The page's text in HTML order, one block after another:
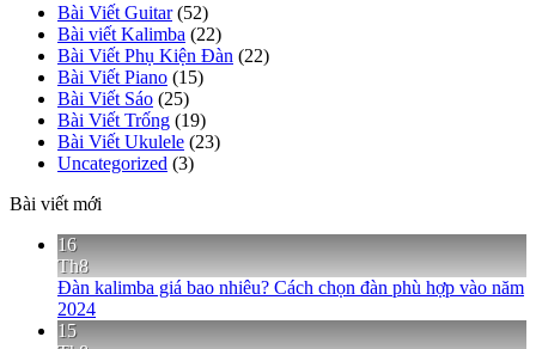
Bài Viết Guitar(52)
Bài viết Kalimba (22)
Bài Viết Phụ Kiện Đàn (22)
Bài Viết Piano (15)
Bài Viết Sáo (25)
Bài Viết Trống (19)
Bài Viết Ukulele (23)
Uncategorized (3)
Bài viết mới
16
Th8
Đàn kalimba giá bao nhiêu? Cách chọn đàn phù hợp vào năm
2024
15